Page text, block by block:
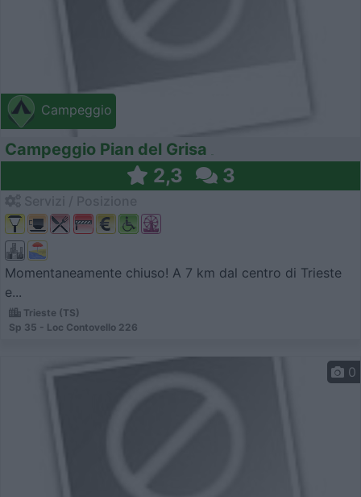
Campeggio
Campeggio Pian del Grisa
2,3 3
Momentaneamente chiuso! A 7 km dal centro di Trieste
e...
Trieste (TS)
Sp 35 - Loc Contovello 226
0